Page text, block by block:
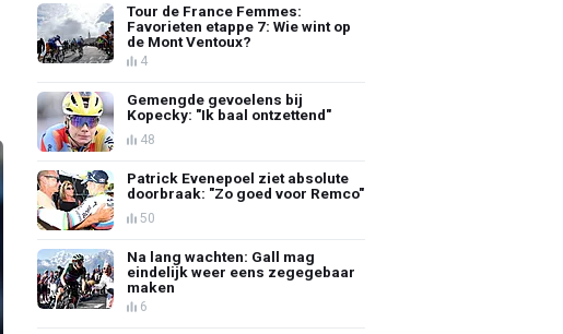
Tour de France Femmes:
Favorieten etappe 7: Wie wint op
de Mont Ventoux?
4
Gemengde gevoelens bij
Kopecky: "Ik baal ontzettend"
48
Patrick Evenepoel ziet absolute
doorbraak: "Zo goed voor Remco"
50
Na lang wachten: Gall mag
eindelijk weer eens zegegebaar
maken
6